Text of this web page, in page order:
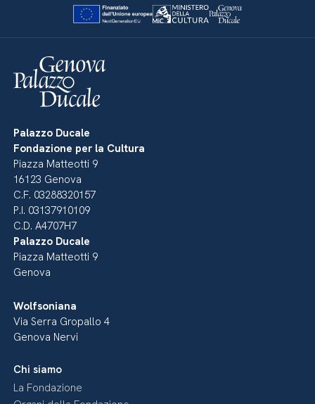
Palazzo Ducale
Fondazione per la Cultura
Piazza Matteotti 9
16123 Genova
C.F. 03288320157
P.I. 03137910109
C.D. A4707H7
Palazzo Ducale
Piazza Matteotti 9
Genova
Wolfsoniana
Via Serra Gropallo 4
Genova Nervi
Chi siamo
La Fondazione